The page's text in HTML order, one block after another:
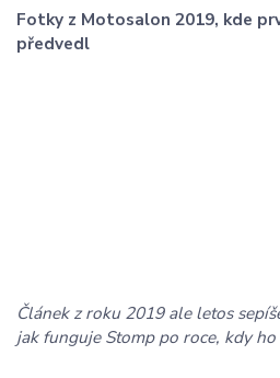
Fotky z Motosalon 2019, kde
předvedl
Článek z roku 2019 ale letos
jak funguje Stomp po roce, kdy